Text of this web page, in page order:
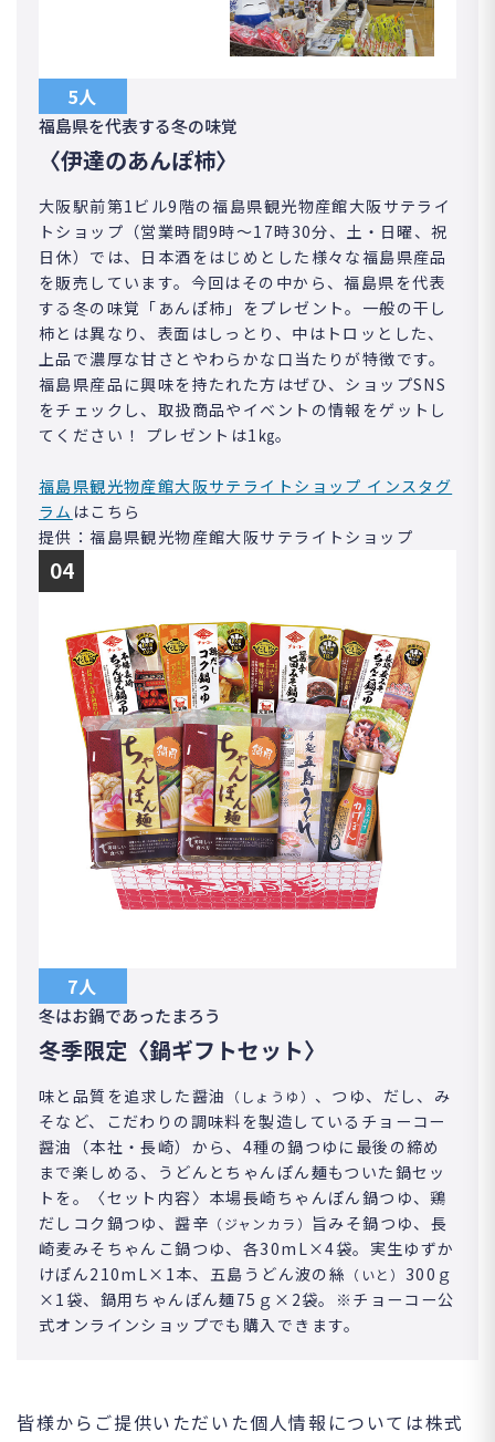
5人
福島県を代表する冬の味覚
〈伊達のあんぽ柿〉
大阪駅前第1ビル9階の福島県観光物産館大阪サテライ
トショップ（営業時間9時～17時30分、土・日曜、祝
日休）では、日本酒をはじめとした様々な福島県産品
を販売しています。今回はその中から、福島県を代表
する冬の味覚「あんぽ柿」をプレゼント。一般の干し
柿とは異なり、表面はしっとり、中はトロッとした、
上品で濃厚な甘さとやわらかな口当たりが特徴です。
福島県産品に興味を持たれた方はぜひ、ショップSNS
をチェックし、取扱商品やイベントの情報をゲットし
てください！ プレゼントは1㎏。
福島県観光物産館大阪サテライトショップ インスタグ
ラム はこちら
提供：福島県観光物産館大阪サテライトショップ
04
7人
冬はお鍋であったまろう
冬季限定〈鍋ギフトセット〉
味と品質を追求した醤油 （しょうゆ） 、つゆ、だし、み
そなど、こだわりの調味料を製造しているチョーコー
醤油（本社・長崎）から、4種の鍋つゆに最後の締め
まで楽しめる、うどんとちゃんぽん麺もついた鍋セッ
トを。〈セット内容〉本場長崎ちゃんぽん鍋つゆ、鶏
だしコク鍋つゆ、醤辛 （ジャンカラ）
旨みそ鍋つゆ、長
崎麦みそちゃんこ鍋つゆ、各30mL×4袋。実生ゆずか
けぽん210mL×1本、五島うどん波の絲 （いと） 300ｇ
×1袋、鍋用ちゃんぽん麺75ｇ×2袋。※チョーコー公
式オンラインショップでも購入できます。
皆様からご提供いただいた個人情報については株式